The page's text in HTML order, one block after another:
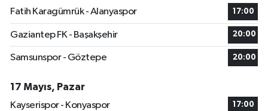
Fatih Karagümrük - Alanyaspor
17:00
Gaziantep FK - Başakşehir 20:00
Samsunspor - Göztepe 20:00
17 Mayıs, Pazar
Kayserispor - Konyaspor
17:00